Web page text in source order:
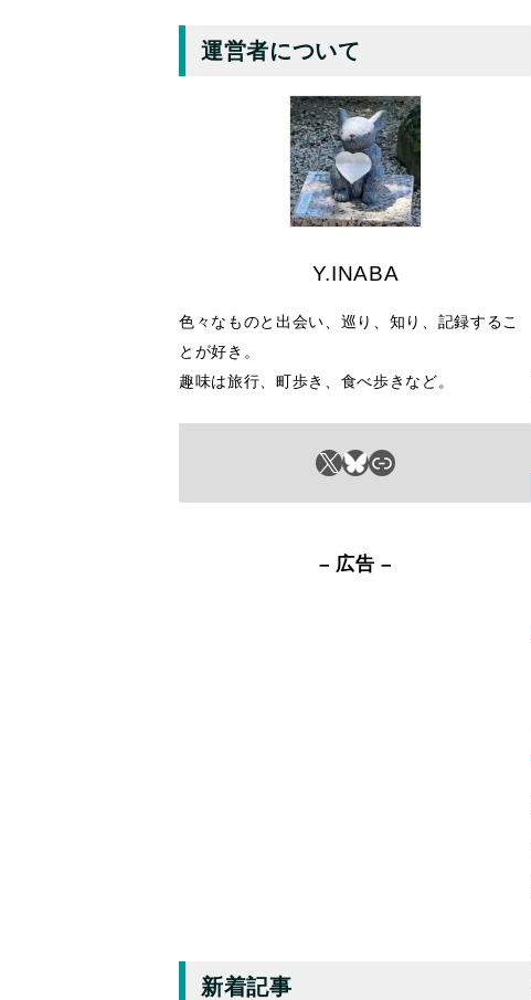
運営者について
Y.INABA
色々なものと出会い、巡り、知り、記録するこ
とが好き。
趣味は旅行、町歩き、食べ歩きなど。
X Bluesky リンク
– 広告 –
新着記事